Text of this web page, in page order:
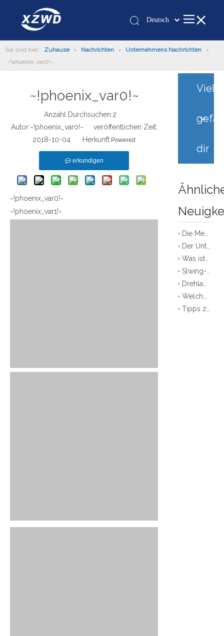
Deutsch
românesc
Italiano
Français
Sie sind hier: Zuhause » Nachrichten » Unternehmens Nachrichten
»
~!phoenix_var0!~
~!phoenix_var0!~
Anzahl Durchsuchen:2
Autor:~!phoenix_var0!~ veröffentlichen Zeit:
2018-10-04 Herkunft: Powered
erkundigen
~!phoenix_var0!~
~!phoenix_var1!~
dir